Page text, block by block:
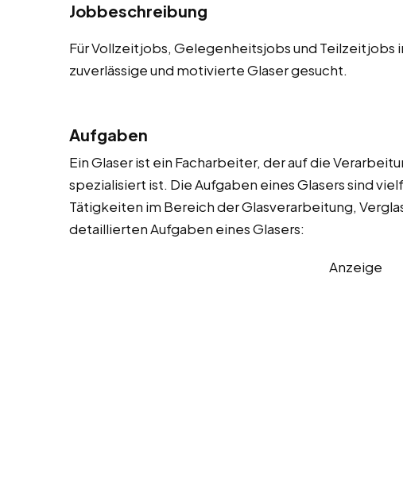
Jobbeschreibung
Für Vollzeitjobs, Gelegenheitsjobs und Teilzeitjobs
zuverlässige und motivierte Glaser gesucht.
Aufgaben
Ein Glaser ist ein Facharbeiter, der auf die
spezialisiert ist. Die Aufgaben eines Glasers sind
Tätigkeiten im Bereich der Glasverarbeitung,
detaillierten Aufgaben eines Glasers:
Anzeige